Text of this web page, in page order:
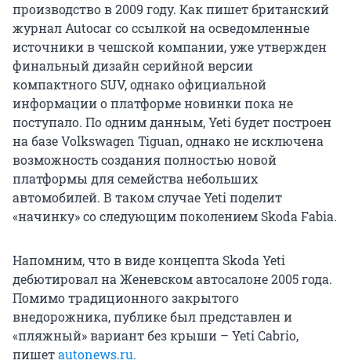
производство в 2009 году. Как пишет британский
журнал Autocar со ссылкой на осведомленные
источники в чешской компании, уже утвержден
финальный дизайн серийной версии
компактного SUV, однако официальной
информации о платформе новинки пока не
поступало. По одним данным, Yeti будет построен
на базе Volkswagen Tiguan, однако не исключена
возможность создания полностью новой
платформы для семейства небольших
автомобилей. В таком случае Yeti поделит
«начинку» со следующим поколением Skoda Fabia.
Напомним, что в виде концепта Skoda Yeti
дебютировал на Женевском автосалоне 2005 года.
Помимо традиционного закрытого
внедорожника, публике был представлен и
«пляжный» вариант без крыши – Yeti Cabrio,
пишетautonews.ru.